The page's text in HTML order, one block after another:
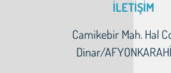
İLETİŞİM
Camikebir Mah. Hal
Dinar/